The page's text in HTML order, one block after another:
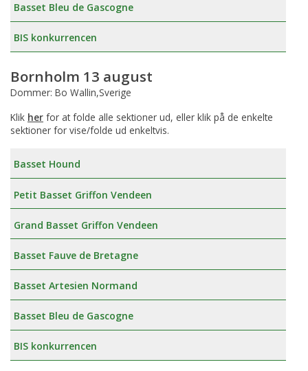
Basset Bleu de Gascogne
BIS konkurrencen
Bornholm 13 august
Dommer: Bo Wallin,Sverige
Klik her for at folde alle sektioner ud, eller klik på de enkelte
sektioner for vise/folde ud enkeltvis.
Basset Hound
Petit Basset Griffon Vendeen
Grand Basset Griffon Vendeen
Basset Fauve de Bretagne
Basset Artesien Normand
Basset Bleu de Gascogne
BIS konkurrencen